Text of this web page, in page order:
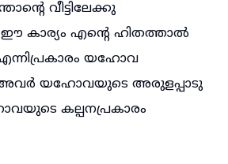
വീട്ടിലേക്കു
ഈ കാര്യം എന്റെ ഹിതത്താൽ
യഹോവ
അവർ യഹോവയുടെ അരുളപ്പാടു
കല്പനപ്രകാരം